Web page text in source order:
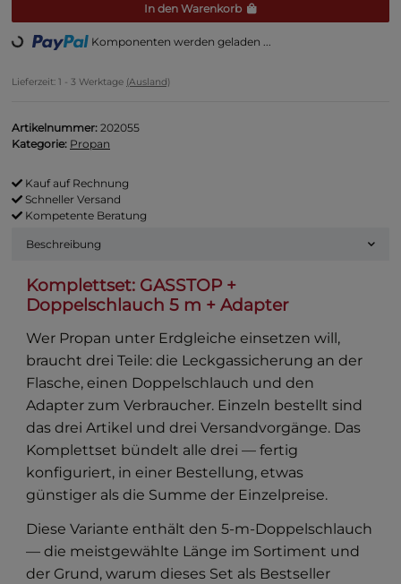
In den Warenkorb
Komponenten werden geladen ...
Lieferzeit: 1 - 3 Werktage (Ausland)
Artikelnummer: 202055
Kategorie: Propan
Kauf auf Rechnung
Schneller Versand
Kompetente Beratung
Beschreibung
Komplettset: GASSTOP +
Doppelschlauch 5 m + Adapter
Wer Propan unter Erdgleiche einsetzen will,
braucht drei Teile: die Leckgassicherung an der
Flasche, einen Doppelschlauch und den
Adapter zum Verbraucher. Einzeln bestellt sind
das drei Artikel und drei Versandvorgänge. Das
Komplettset bündelt alle drei — fertig
konfiguriert, in einer Bestellung, etwas
günstiger als die Summe der Einzelpreise.
Diese Variante enthält den 5-m-Doppelschlauch
— die meistgewählte Länge im Sortiment und
der Grund, warum dieses Set als Bestseller